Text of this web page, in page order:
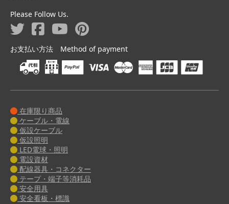
Please Follow Us.
お支払い方法 Method of payment
在庫限り商品
ケーブル・電線
仮設ケーブル
仮設照明
LED電球・照明
電設資材
配線器具・コネクター
テープ・端子等消耗品
安全用具
安全看板・標識